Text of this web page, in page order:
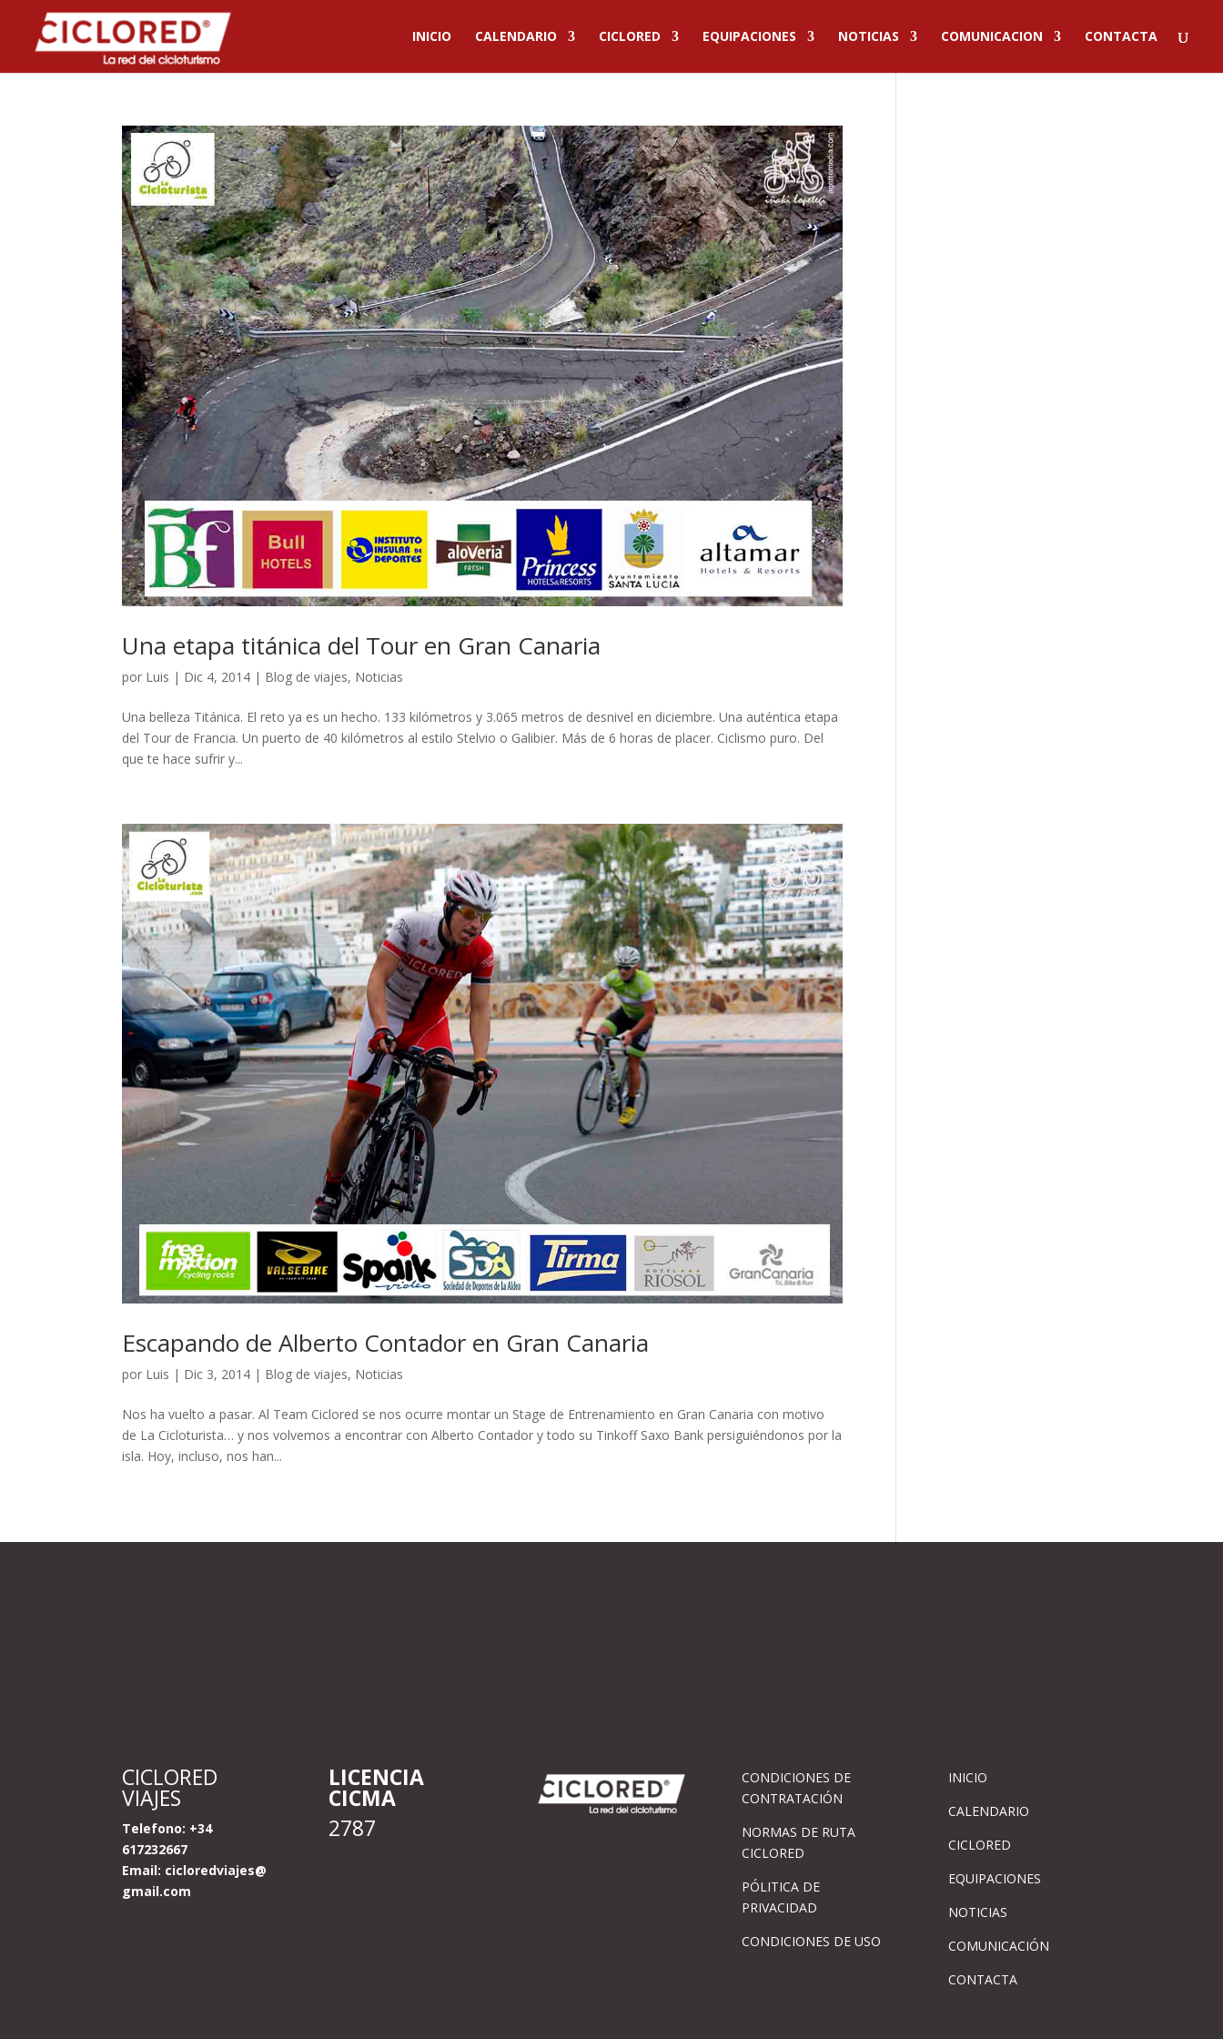
INICIO CALENDARIO CICLORED EQUIPACIONES NOTICIAS COMUNICACION CONTACTA
Una etapa titánica del Tour en Gran Canaria
por Luis | Dic 4, 2014 | Blog de viajes, Noticias
Una belleza Titánica. El reto ya es un hecho. 133 kilómetros y 3.065 metros de desnivel en diciembre. Una auténtica etapa
del Tour de Francia. Un puerto de 40 kilómetros al estilo Stelvio o Galibier. Más de 6 horas de placer. Ciclismo puro. Del
que te hace sufrir y...
Escapando de Alberto Contador en Gran Canaria
por Luis | Dic 3, 2014 | Blog de viajes, Noticias
Nos ha vuelto a pasar. Al Team Ciclored se nos ocurre montar un Stage de Entrenamiento en Gran Canaria con motivo
de La Cicloturista… y nos volvemos a encontrar con Alberto Contador y todo su Tinkoff Saxo Bank persiguiéndonos por la
isla. Hoy, incluso, nos han...
CICLORED
VIAJES
Telefono: +34
617232667
Email: cicloredviajes@
gmail.com
LICENCIA
CICMA
2787
CONDICIONES DE
CONTRATACIÓN
NORMAS DE RUTA
CICLORED
PÓLITICA DE
PRIVACIDAD
CONDICIONES DE USO
INICIO
CALENDARIO
CICLORED
EQUIPACIONES
NOTICIAS
COMUNICACIÓN
CONTACTA